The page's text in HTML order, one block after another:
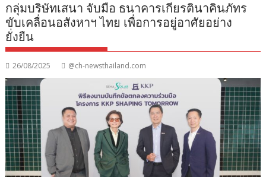
กลุ่มบริษัทเสนา จับมือ ธนาคารเกียรตินาคินภัทร
ขับเคลื่อนอสังหาฯ ไทย เพื่อการอยู่อาศัยอย่าง
ยั่งยืน
26/08/2025 @ch-newsthailand.com